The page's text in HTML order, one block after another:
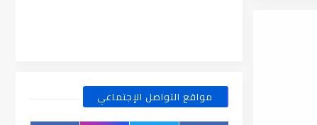
مواقع التواصل الإجتماعي